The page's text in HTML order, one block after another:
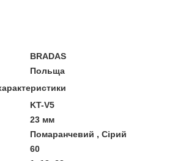
BRADAS
Польща
KT-V5
23 мм
Помаранчевий , Сірий
60